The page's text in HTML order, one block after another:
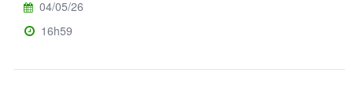
04/05/26
16h59